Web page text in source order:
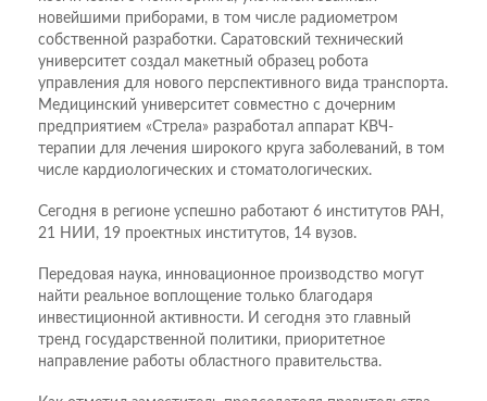
новейшими приборами, в том числе радиометром
собственной разработки. Саратовский технический
университет создал макетный образец робота
управления для нового перспективного вида транспорта.
Медицинский университет совместно с дочерним
предприятием «Стрела» разработал аппарат КВЧ-
терапии для лечения широкого круга заболеваний, в том
числе кардиологических и стоматологических.
Сегодня в регионе успешно работают 6 институтов РАН,
21 НИИ, 19 проектных институтов, 14 вузов.
Передовая наука, инновационное производство могут
найти реальное воплощение только благодаря
инвестиционной активности. И сегодня это главный
тренд государственной политики, приоритетное
направление работы областного правительства.